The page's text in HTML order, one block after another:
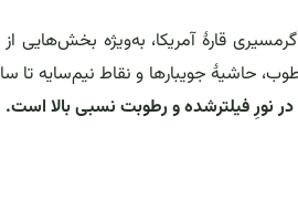
قارهٔ آمریکا، به‌ویژه بخش‌هایی
حاشیهٔ جویبارها و نقاط نیم‌سایه تا
نورِ فیلترشده و رطوبت نسبی بالا است.